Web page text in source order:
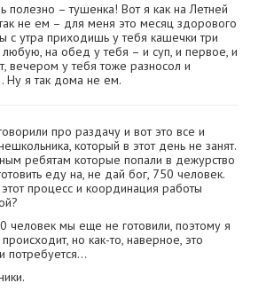
полезно – тушенка! Вот я как на Летней
не ем – для меня это месяц здорового
с утра приходишь у тебя кашечки три
на обед у тебя – и суп, и первое, и
вечером у тебя тоже разносол и
Ну я так дома не ем.
про раздачу и вот это все и
который в этот день не занят.
ребятам которые попали в дежурство
еду на, не дай бог, 750 человек.
процесс и координация работы
человек мы еще не готовили, поэтому я
но как-то, наверное, это
потребуется…